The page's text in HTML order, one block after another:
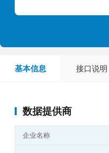
基本信息 接口说明
数据提供商
企业名称